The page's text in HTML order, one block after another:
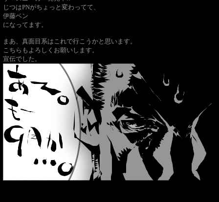
じつはPNがちょっと変わってて、
伊藤ベン
になってます。
まあ、真面目系はこれで行こうかと思います。
こちらもよろしくお願いします。
宣伝でした。